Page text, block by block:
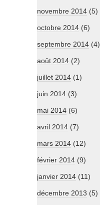
novembre 2014 (5)
octobre 2014 (6)
septembre 2014 (4)
août 2014 (2)
juillet 2014 (1)
juin 2014 (3)
mai 2014 (6)
avril 2014 (7)
mars 2014 (12)
février 2014 (9)
janvier 2014 (11)
décembre 2013 (5)